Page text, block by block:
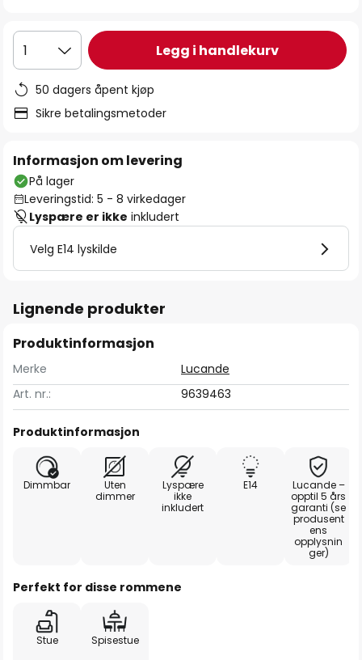
1 Legg i handlekurv
50 dagers åpent kjøp
Sikre betalingsmetoder
Informasjon om levering
På lager
Leveringstid: 5 - 8 virkedager
Lyspære er ikke inkludert
Velg E14 lyskilde
Lignende produkter
Produktinformasjon
Merke
Lucande
Art. nr.:
9639463
Produktinformasjon
Dimmbar
Uten
dimmer
Lyspære
ikke
inkludert
E14
Lucande –
opptil 5 års
garanti (se
produsent
ens
opplysnin
ger)
Perfekt for disse rommene
Stue Spisestue